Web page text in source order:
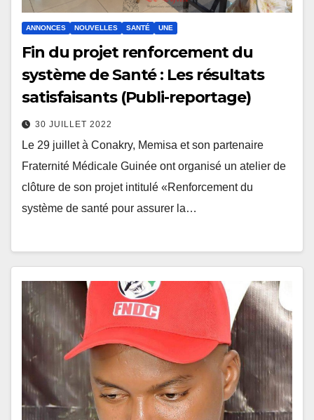
ANNONCES NOUVELLES SANTÉ UNE
Fin du projet renforcement du
système de Santé : Les résultats
satisfaisants (Publi-reportage)
30 JUILLET 2022
Le 29 juillet à Conakry, Memisa et son partenaire
Fraternité Médicale Guinée ont organisé un atelier de
clôture de son projet intitulé «Renforcement du
système de santé pour assurer la…